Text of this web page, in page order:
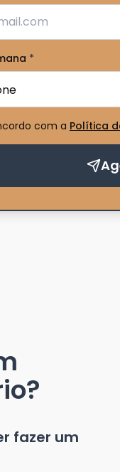
*
com a Política
fazer um